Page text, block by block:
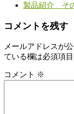
製品紹介 そ
コメントを残す
メールアドレスが
ている欄は必須項
コメント ※